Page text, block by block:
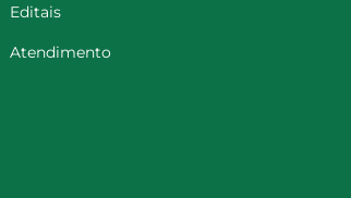
Editais
Atendimento